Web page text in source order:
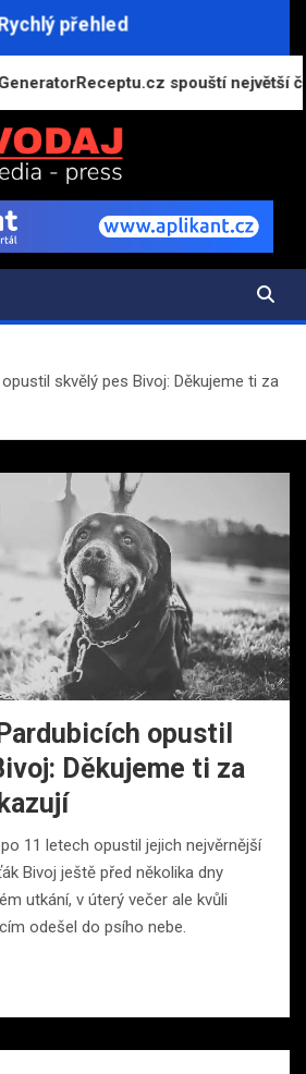
Rychlý přehled
spouští největší českou
a zajímavostí
skvělý pes Bivoj: Děkujeme ti za
opustil
Děkujeme ti za
11 letech opustil jejich nejvěrnější
Bivoj ještě před několika dny
utkání, v úterý večer ale kvůli
odešel do psího nebe.